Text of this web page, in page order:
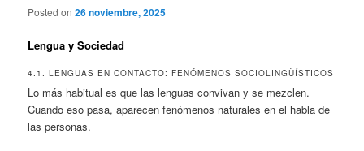
Posted on26 noviembre, 2025
Lengua y Sociedad
4.1. LENGUAS EN CONTACTO: FENÓMENOS SOCIOLINGÜÍSTICOS
Lo más habitual es que las lenguas convivan y se mezclen.
Cuando eso pasa, aparecen fenómenos naturales en el habla de
las personas.